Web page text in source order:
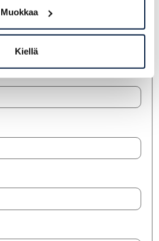
Muokkaa
Kiellä